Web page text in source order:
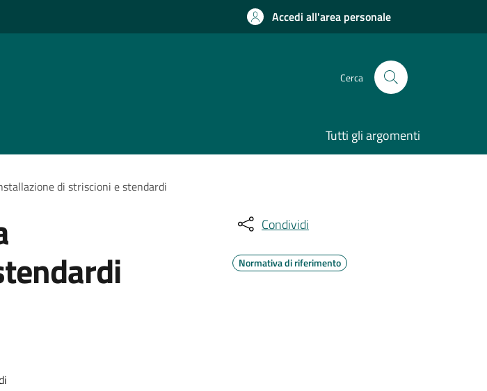
Accedi all'area personale
Cerca
Tutti gli argomenti
di striscioni e stendardi
Condividi
Normativa di riferimento